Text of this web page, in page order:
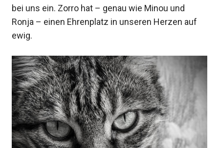
bei uns ein. Zorro hat – genau wie Minou und
Ronja – einen Ehrenplatz in unseren Herzen auf
ewig.